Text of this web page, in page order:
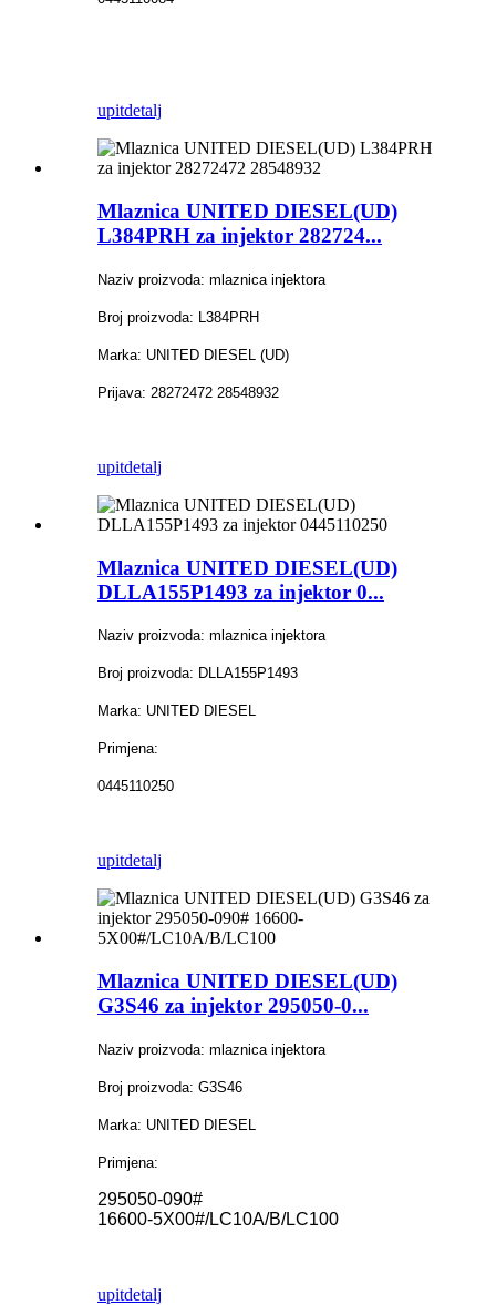
upitdetalj
Mlaznica UNITED DIESEL(UD)
L384PRH za injektor 282724...
Naziv proizvoda: mlaznica injektora
Broj proizvoda: L384PRH
Marka: UNITED DIESEL (UD)
Prijava: 28272472 28548932
upitdetalj
Mlaznica UNITED DIESEL(UD)
DLLA155P1493 za injektor 0...
Naziv proizvoda: mlaznica injektora
Broj proizvoda: DLLA155P1493
Marka: UNITED DIESEL
Primjena:
0445110250
upitdetalj
Mlaznica UNITED DIESEL(UD)
G3S46 za injektor 295050-0...
Naziv proizvoda: mlaznica injektora
Broj proizvoda: G3S46
Marka: UNITED DIESEL
Primjena:
295050-090#
16600-5X00#/LC10A/B/LC100
upitdetalj